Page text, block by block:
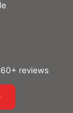
reviews